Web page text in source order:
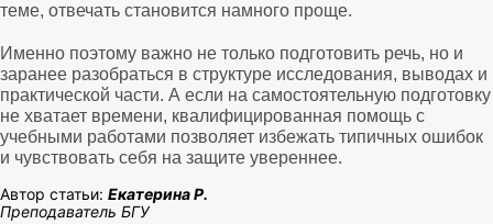
теме, отвечать становится намного проще.
Именно поэтому важно не только подготовить речь, но и
заранее разобраться в структуре исследования, выводах и
практической части. А если на самостоятельную подготовку
не хватает времени, квалифицированная помощь с
учебными работами позволяет избежать типичных ошибок
и чувствовать себя на защите увереннее.
Автор статьи: Екатерина Р.
Преподаватель БГУ